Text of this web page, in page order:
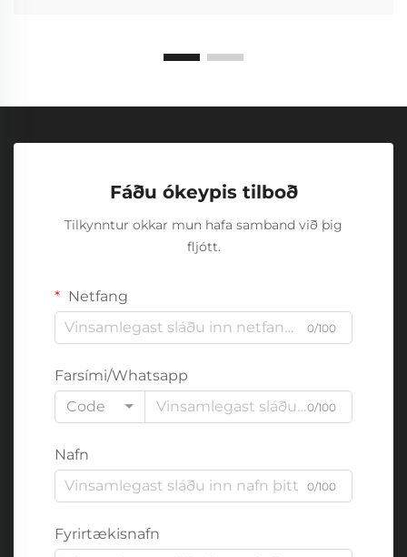
Fáðu ókeypis tilboð
Tilkynntur okkar mun hafa samband við þig
fljótt.
Netfang
0/100
Farsími/Whatsapp
Code
0/100
Nafn
0/100
Fyrirtækisnafn